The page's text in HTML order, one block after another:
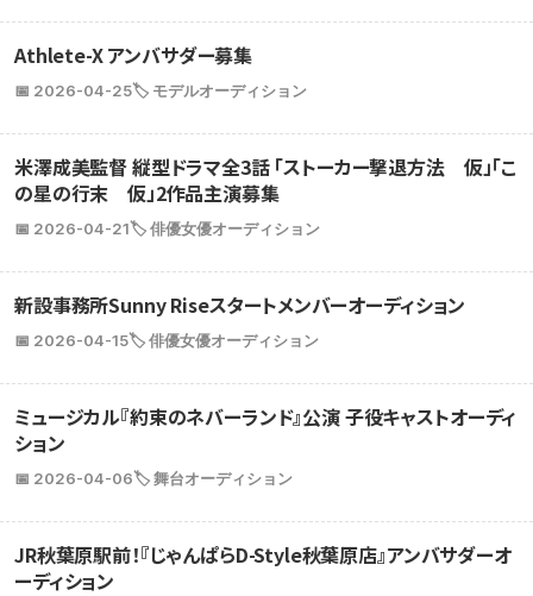
Athlete-X アンバサダー募集
📅 2026-04-25🏷️ モデルオーディション
米澤成美監督 縦型ドラマ全3話 「ストーカー撃退方法 仮」「こ
の星の行末 仮」2作品主演募集
📅 2026-04-21🏷️ 俳優女優オーディション
新設事務所Sunny Riseスタートメンバーオーディション
📅 2026-04-15🏷️ 俳優女優オーディション
ミュージカル『約束のネバーランド』公演 子役キャストオーディ
ション
📅 2026-04-06🏷️ 舞台オーディション
JR秋葉原駅前！『じゃんぱらD-Style秋葉原店』アンバサダーオ
ーディション